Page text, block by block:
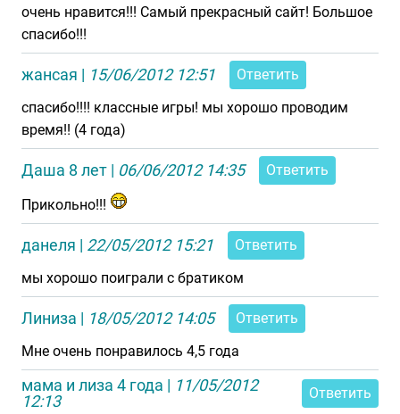
очень нравится!!! Самый прекрасный сайт! Большое
спасибо!!!
жансая | 15/06/2012 12:51
Ответить
спасибо!!!! классные игры! мы хорошо проводим
время!! (4 года)
Даша 8 лет | 06/06/2012 14:35 Ответить
Прикольно!!!
данеля | 22/05/2012 15:21
Ответить
мы хорошо поиграли с братиком
Линиза | 18/05/2012 14:05
Ответить
Мне очень понравилось 4,5 года
мама и лиза 4 года | 11/05/2012
12:13
Ответить